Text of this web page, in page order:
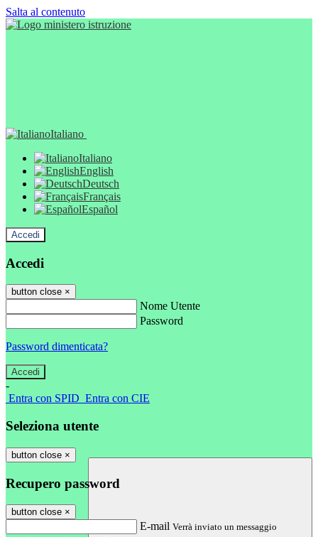
Salta al contenuto
Italiano
Italiano
English
Deutsch
Français
Español
Accedi
Accedi
button close ×
Nome Utente
Password
Password dimenticata?
-
Entra con SPID Entra con CIE
Seleziona utente
button close ×
Recupero password
button close ×
E-mail Verrà inviato un messaggio